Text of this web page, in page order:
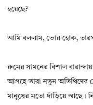
হয়েছে?
আমি বললাম, ভোর হোক,
রুমের সামনের বিশাল
আগ্রহে তারা নতুন অতিথিদের
মানুষের মতো দাঁড়িয়ে আছে।